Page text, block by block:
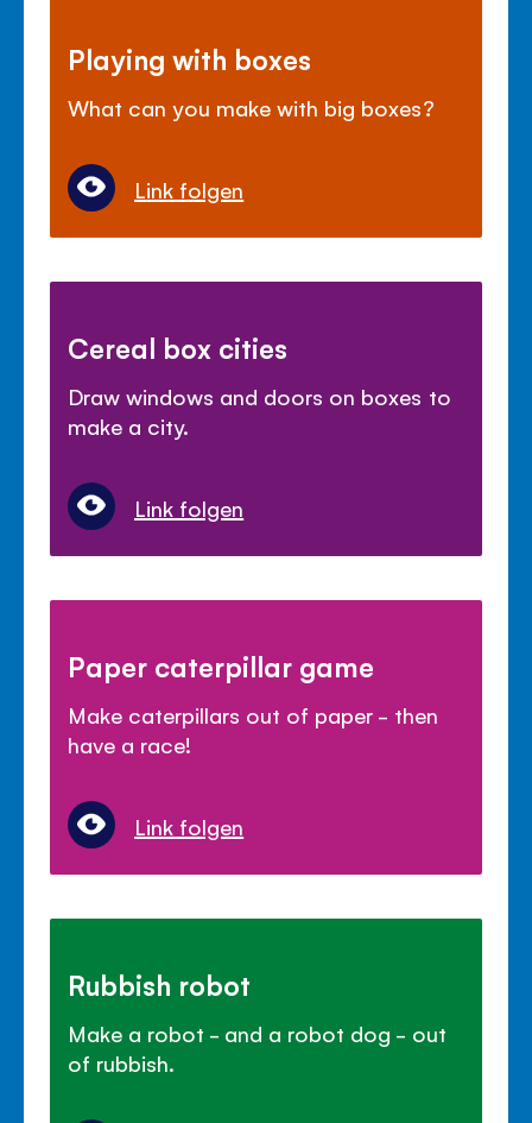
Playing with boxes
What can you make with big boxes?
Link folgen
Cereal box cities
Draw windows and doors on boxes to
make a city.
Link folgen
Paper caterpillar game
Make caterpillars out of paper - then
have a race!
Link folgen
Rubbish robot
Make a robot - and a robot dog - out
of rubbish.